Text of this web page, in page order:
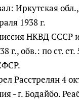
Иркутская
1938 г.
НКВД СССР
г., обв.: по ст. ст.
Расстрелян 4
- г. Бодайбо.